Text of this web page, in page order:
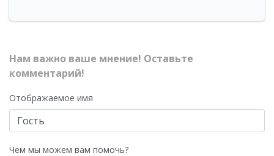
Нам важно ваше мнение! Оставьте
комментарий!
Отображаемое имя
Чем мы можем вам помочь?